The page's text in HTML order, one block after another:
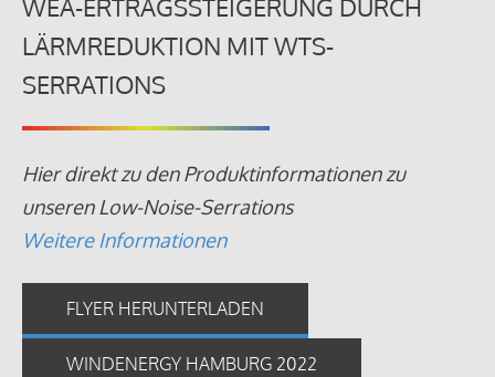
WEA-ERTRAGSSTEIGERUNG DURCH
LÄRMREDUKTION MIT WTS-
SERRATIONS
Hier direkt zu den Produktinformationen zu
unseren Low-Noise-Serrations
Weitere Informationen
FLYER HERUNTERLADEN
WINDENERGY HAMBURG 2022